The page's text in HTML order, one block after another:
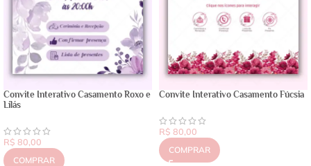
Convite Interativo Casamento Roxo e
Lilás
R$ 80,00
COMPRAR
Convite Interativo Casamento Fúcsia
R$ 80,00
COMPRAR